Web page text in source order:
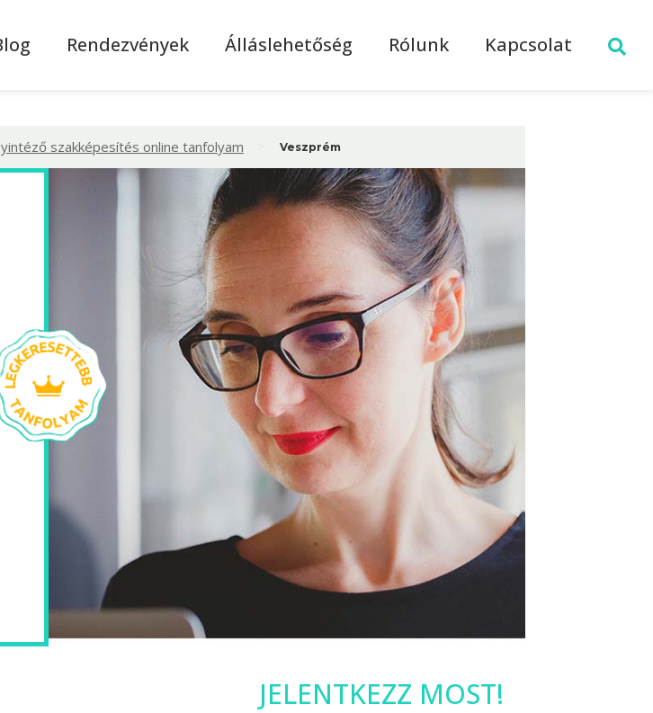
Rendezvények Álláslehetőség Rólunk Kapcsolat
szakképesítés online tanfolyam Veszprém
JELENTKEZZ MOST!